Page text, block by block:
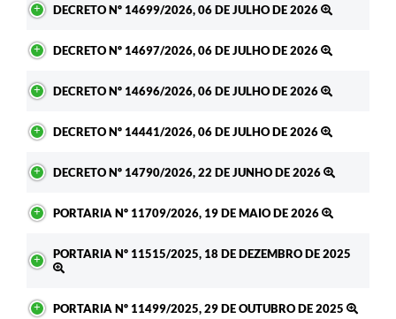
DECRETO Nº 14699/2026, 06 DE JULHO DE 2026
DECRETO Nº 14697/2026, 06 DE JULHO DE 2026
DECRETO Nº 14696/2026, 06 DE JULHO DE 2026
DECRETO Nº 14441/2026, 06 DE JULHO DE 2026
DECRETO Nº 14790/2026, 22 DE JUNHO DE 2026
PORTARIA Nº 11709/2026, 19 DE MAIO DE 2026
PORTARIA Nº 11515/2025, 18 DE DEZEMBRO DE 2025
PORTARIA Nº 11499/2025, 29 DE OUTUBRO DE 2025